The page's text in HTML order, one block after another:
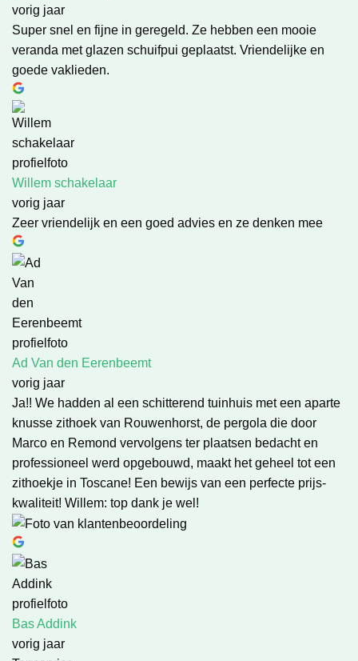
vorig jaar
Super snel en fijne in geregeld. Ze hebben een mooie
veranda met glazen schuifpui geplaatst. Vriendelijke en
goede vaklieden.
Willem schakelaar
vorig jaar
Zeer vriendelijk en een goed advies en ze denken mee
Ad Van den Eerenbeemt
vorig jaar
Ja!! We hadden al een schitterend tuinhuis met een aparte
knusse zithoek van Rouwenhorst, de pergola die door
Marco en Remond vervolgens ter plaatsen bedacht en
professioneel werd opgebouwd, maakt het geheel tot een
zithoekje in Toscane! Een bewijs van een perfecte prijs-
kwaliteit! Willem: top dank je wel!
Bas Addink
vorig jaar